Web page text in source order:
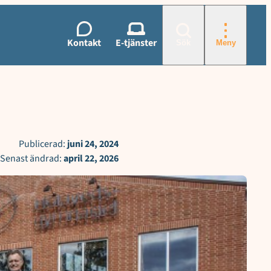
Kontakt E-tjänster Meny
Publicerad: juni 24, 2024
Senast ändrad:april 22, 2026